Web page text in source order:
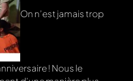
On n’est jamais trop
! Nous le